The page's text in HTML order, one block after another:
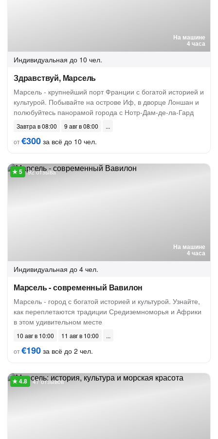
На машине
4 часа
Индивидуальная до 10 чел.
Здравствуй, Марсель
Марсель - крупнейший порт Франции с богатой историей и
культурой. Побывайте на острове Иф, в дворце Лоншан и
полюбуйтесь панорамой города с Нотр-Дам-де-ла-Гард
Завтра в 08:00
9 авг в 08:00
от€300 за всё до 10 чел.
На машине
4 часа
92 отзыва
Индивидуальная до 4 чел.
Марсель - современный Вавилон
Марсель - город с богатой историей и культурой. Узнайте,
как переплетаются традиции Средиземноморья и Африки
в этом удивительном месте
10 авг в 10:00
11 авг в 10:00
от€190 за всё до 2 чел.
47 отзывов